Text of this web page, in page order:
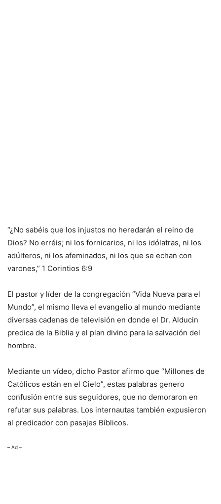
“¿No sabéis que los injustos no heredarán el reino de
Dios? No erréis; ni los fornicarios, ni los idólatras, ni los
adúlteros, ni los afeminados, ni los que se echan con
varones,” 1 Corintios 6:9
El pastor y líder de la congregación “Vida Nueva para el
Mundo”, el mismo lleva el evangelio al mundo mediante
diversas cadenas de televisión en donde el Dr. Alducin
predica de la Biblia y el plan divino para la salvación del
hombre.
Mediante un vídeo, dicho Pastor afirmo que “Millones de
Católicos están en el Cielo”, estas palabras genero
confusión entre sus seguidores, que no demoraron en
refutar sus palabras. Los internautas también expusieron
al predicador con pasajes Bíblicos.
– Ad –